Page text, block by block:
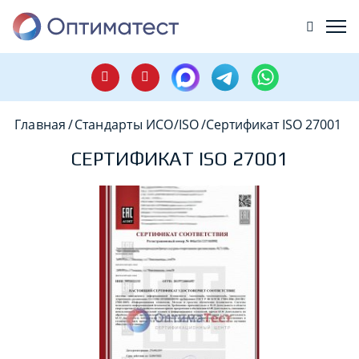
Главная/Стандарты ИСО/ISO/Сертификат ISO 27001
СЕРТИФИКАТ ISO 27001